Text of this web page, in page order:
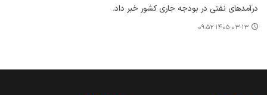
درآمدهای نفتی در بودجه جاری کشور خبر داد.
۱۴۰۵-۰۳-۱۳ ۰۹:۵۲